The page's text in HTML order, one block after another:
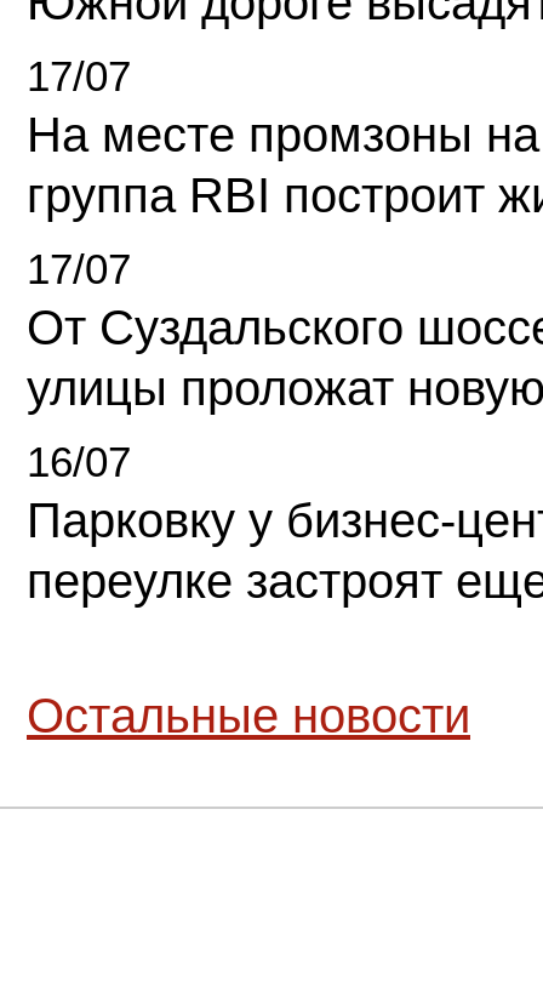
17/07
На месте промзоны
группа RBI построит
17/07
От Суздальского
улицы проложат
16/07
Парковку у бизнес-
переулке застроят
Остальные новости